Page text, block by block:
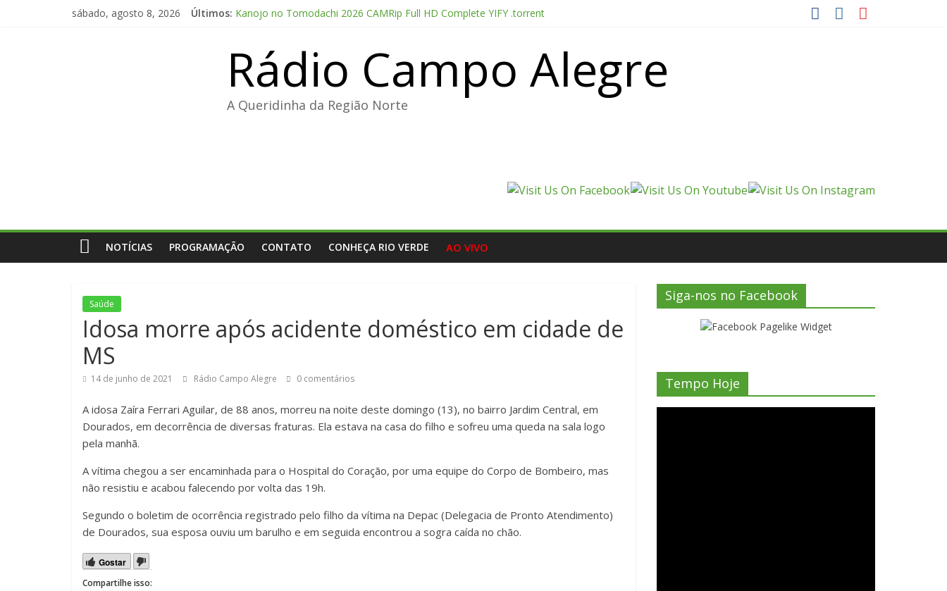
sábado, agosto 8, 2026 Últimos: Kanojo no Tomodachi 2026 CAMRip Full HD Complete YIFY .torrent
FL Studio 21 Portable + License Key Windows 11 (x32x64) no Virus Tested
Adobe Premiere Pro CC 2022 Crack only All Versions (x32-x64) [Clean]
Rádio Campo Alegre
A Queridinha da Região Norte
NOTÍCIAS PROGRAMAÇÃO CONTATO CONHEÇA RIO VERDE AO VIVO
Saúde
Idosa morre após acidente doméstico em cidade de
MS
14 de junho de 2021 Rádio Campo Alegre 0 comentários
A idosa Zaíra Ferrari Aguilar, de 88 anos, morreu na noite deste domingo (13), no bairro Jardim Central, em
Dourados, em decorrência de diversas fraturas. Ela estava na casa do filho e sofreu uma queda na sala logo
pela manhã.
A vítima chegou a ser encaminhada para o Hospital do Coração, por uma equipe do Corpo de Bombeiro, mas
não resistiu e acabou falecendo por volta das 19h.
Segundo o boletim de ocorrência registrado pelo filho da vítima na Depac (Delegacia de Pronto Atendimento)
de Dourados, sua esposa ouviu um barulho e em seguida encontrou a sogra caída no chão.
Gostar
Compartilhe isso:
Siga-nos no Facebook
Tempo Hoje